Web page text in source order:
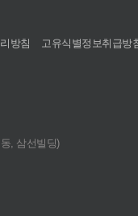
방침 고유식별정보취급방
, 삼선빌딩)